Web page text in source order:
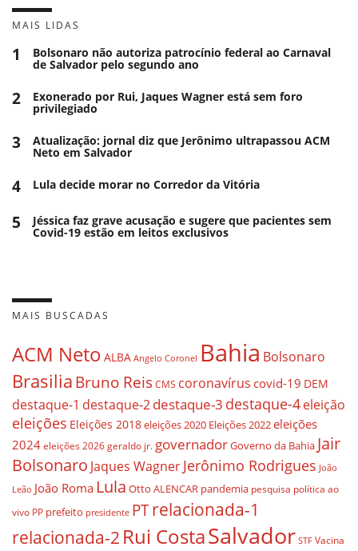
MAIS LIDAS
1 Bolsonaro não autoriza patrocínio federal ao Carnaval
de Salvador pelo segundo ano
2 Exonerado por Rui, Jaques Wagner está sem foro
privilegiado
3 Atualização: jornal diz que Jerônimo ultrapassou ACM
Neto em Salvador
4 Lula decide morar no Corredor da Vitória
5 Jéssica faz grave acusação e sugere que pacientes sem
Covid-19 estão em leitos exclusivos
MAIS BUSCADAS
ACM Neto ALBA Angelo Coronel Bahia Bolsonaro
BrasiliaBruno ReisCMS coronavírus covid-19 DEM
destaque-1 destaque-2destaque-3 destaque-4eleição
eleições Eleições 2018eleições 2020 Eleições 2022eleições
2024 eleições 2026 geraldo jr. governadorGoverno da Bahia Jair
Bolsonaro Jaques WagnerJerônimo Rodrigues João
Leão João Roma Lula Otto ALENCAR pandemia pesquisa política ao
vivo PP prefeito presidente PTrelacionada-1
relacionada-2 Rui CostaSalvador STF Vacina